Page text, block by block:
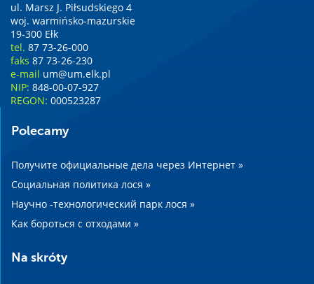
ul. Marsz J. Piłsudskiego 4
woj. warmińsko-mazurskie
19-300 Ełk
tel. 87 73-26-000
faks 87 73-26-230
e-mail um@um.elk.pl
NIP: 848-00-07-927
REGON: 000523287
Polecamy
Получите официальные дела через Интернет »
Социальная политика лося »
Научно -технологический парк лося »
Как бороться с отходами »
Na skróty